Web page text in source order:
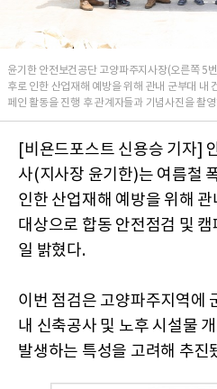
윤기한 안전보건공단 고양파주지사장(오른쪽 5
후로 인한 산업재해 예방을 위해 관내 군부대 내
페인 활동을 진행 후 관계자들과 기념사진을 촬
[비욘드포스트 신용승 기자]
사(지사장 윤기한)는 여름철
인한 산업재해 예방을 위해
대상으로 합동 안전점검 및
일 밝혔다.
이번 점검은 고양파주지역에
내 신축공사 및 노후 시설물
발생하는 특성을 고려해 추진